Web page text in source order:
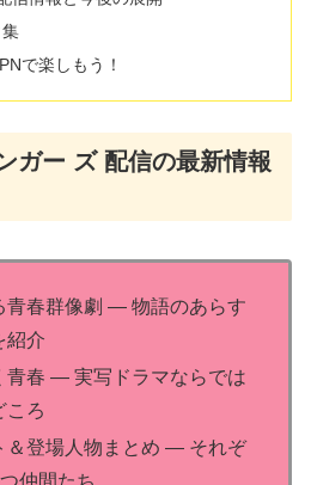
で楽しもう！
ガー ズ 配信の最新情報
青春群像劇 ― 物語のあらす
紹介
青春 ― 実写ドラマならでは
ころ
＆登場人物まとめ ― それぞ